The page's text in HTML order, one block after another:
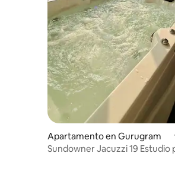
Apartamento en Gurugram
Sundowner Jacuzzi 19 Estudio